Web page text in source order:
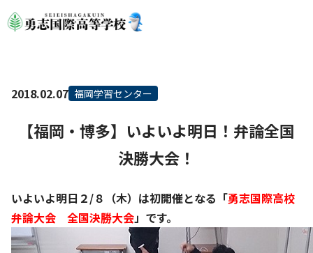
2018.02.07 福岡学習センター
【福岡・博多】いよいよ明日！弁論全国
決勝大会！
いよいよ明日２/８（木）は初開催となる「勇志国際高校
弁論大会 全国決勝大会」です。